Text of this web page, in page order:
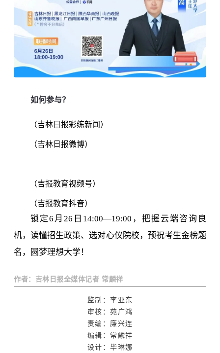
如何参与？
（吉林日报彩练新闻）
（吉林日报微博）
（吉报教育视频号）
（吉报教育抖音）
锁定6月26日14:00—19:00，把握云端咨询良
机，读懂招生政策、选对心仪院校，预祝考生金榜题
名，圆梦理想大学！
作者：吉林日报全媒体记者 常麟祥
监制：李亚东
审核：苑广鸿
责编：廉兴连
编辑：常麟祥
设计：毕琳娜